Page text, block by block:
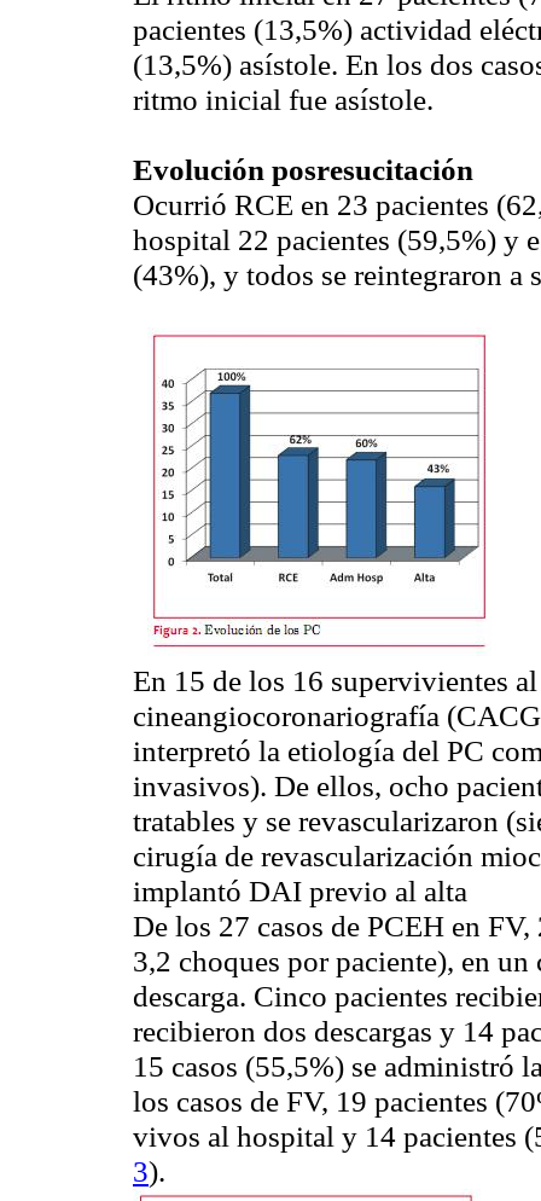
pacientes (13,5%) actividad
(13,5%) asístole. En los dos
ritmo inicial fue asístole.
Evolución posresucitación
Ocurrió RCE en 23 pacientes
hospital 22 pacientes (59,5%) y
(43%), y todos se reintegraron a
En 15 de los 16 supervivientes
cineangiocoronariografía
interpretó la etiología del PC
invasivos). De ellos, ocho
tratables y se revascularizaron
cirugía de revascularización
implantó DAI previo al alta
De los 27 casos de PCEH en
3,2 choques por paciente), en
descarga. Cinco pacientes
recibieron dos descargas y 14
15 casos (55,5%) se administró
los casos de FV, 19 pacientes
vivos al hospital y 14 pacientes
3).